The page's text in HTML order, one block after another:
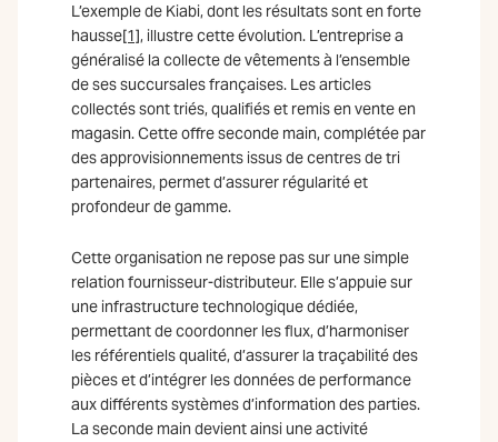
L’exemple de Kiabi, dont les résultats sont en forte
hausse[1], illustre cette évolution. L’entreprise a
généralisé la collecte de vêtements à l’ensemble
de ses succursales françaises. Les articles
collectés sont triés, qualifiés et remis en vente en
magasin. Cette offre seconde main, complétée par
des approvisionnements issus de centres de tri
partenaires, permet d’assurer régularité et
profondeur de gamme.
Cette organisation ne repose pas sur une simple
relation fournisseur-distributeur. Elle s’appuie sur
une infrastructure technologique dédiée,
permettant de coordonner les flux, d’harmoniser
les référentiels qualité, d’assurer la traçabilité des
pièces et d’intégrer les données de performance
aux différents systèmes d’information des parties.
La seconde main devient ainsi une activité